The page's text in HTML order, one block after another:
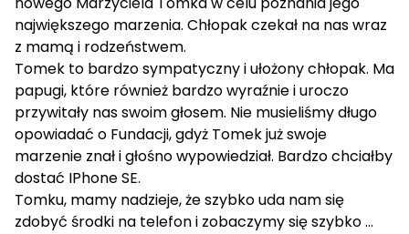
największego marzenia. Chłopak czekał na nas wraz
z mamą i rodzeństwem.
Tomek to bardzo sympatyczny i ułożony chłopak. Ma
papugi, które również bardzo wyraźnie i uroczo
przywitały nas swoim głosem. Nie musieliśmy długo
opowiadać o Fundacji, gdyż Tomek już swoje
marzenie znał i głośno wypowiedział. Bardzo chciałby
dostać IPhone SE.
Tomku, mamy nadzieje, że szybko uda nam się
zdobyć środki na telefon i zobaczymy się szybko …